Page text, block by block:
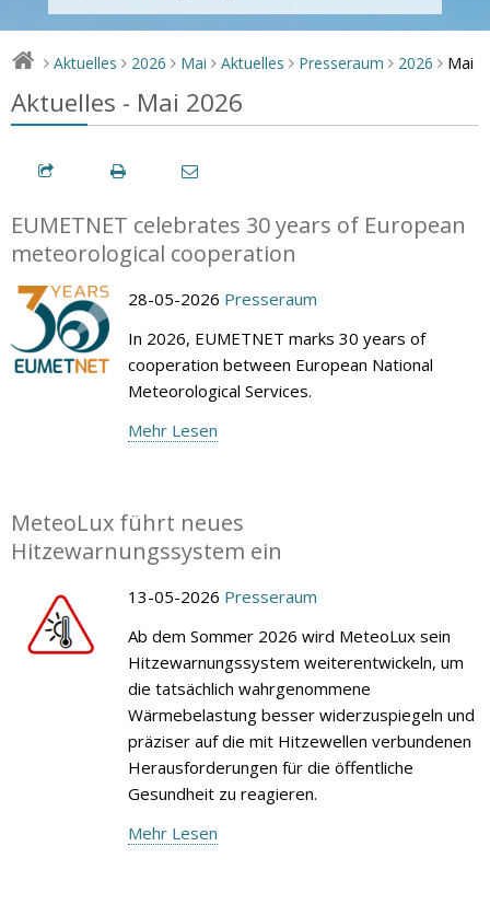
> Aktuelles > 2026 > Mai > Aktuelles > Presseraum > 2026 > Mai
Aktuelles - Mai 2026
EUMETNET celebrates 30 years of European
meteorological cooperation
28-05-2026 Presseraum
In 2026, EUMETNET marks 30 years of
cooperation between European National
Meteorological Services.
Mehr Lesen
MeteoLux führt neues
Hitzewarnungssystem ein
13-05-2026 Presseraum
Ab dem Sommer 2026 wird MeteoLux sein
Hitzewarnungssystem weiterentwickeln, um
die tatsächlich wahrgenommene
Wärmebelastung besser widerzuspiegeln und
präziser auf die mit Hitzewellen verbundenen
Herausforderungen für die öffentliche
Gesundheit zu reagieren.
Mehr Lesen